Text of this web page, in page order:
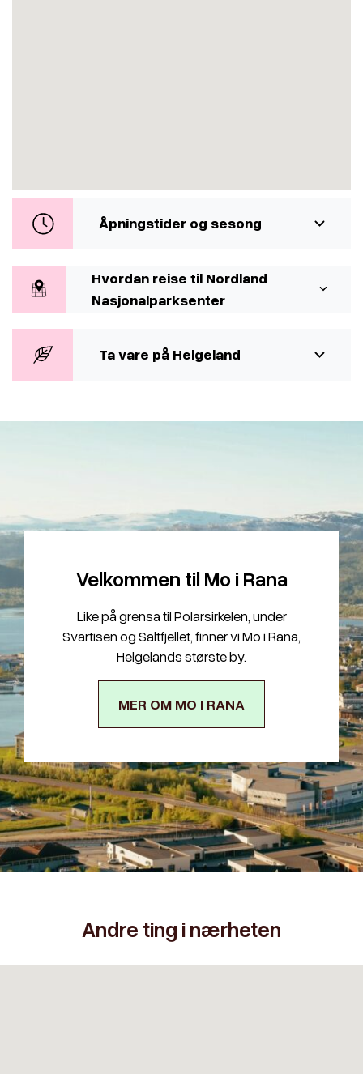
Åpningstider og sesong
Hvordan reise til Nordland
Nasjonalparksenter
Ta vare på Helgeland
Velkommen til Mo i Rana
Like på grensa til Polarsirkelen, under
Svartisen og Saltfjellet, finner vi Mo i Rana,
Helgelands største by.
MER OM MO I RANA
Andre ting i nærheten